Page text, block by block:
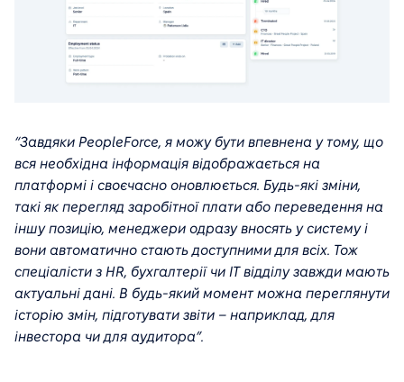
“Завдяки PeopleForce, я можу бути впевнена у тому, що
вся необхідна інформація відображається на
платформі і своєчасно оновлюється. Будь-які зміни,
такі як перегляд заробітної плати або переведення на
іншу позицію, менеджери одразу вносять у систему і
вони автоматично стають доступними для всіх. Тож
спеціалісти з HR, бухгалтерії чи IT відділу завжди мають
актуальні дані. В будь-який момент можна переглянути
історію змін, підготувати звіти – наприклад, для
інвестора чи для аудитора”.